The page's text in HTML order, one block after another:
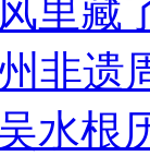
里藏
非遗
水根